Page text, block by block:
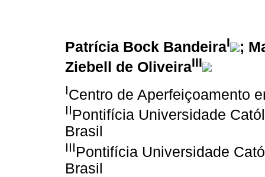
Patrícia Bock BandeiraI
;
Ziebell de OliveiraIII
ICentro de Aperfeiçoamento
IIPontifícia Universidade
Brasil
IIIPontifícia Universidade
Brasil